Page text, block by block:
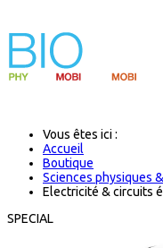
Vous êtes ici :
Accueil
Boutique
Sciences physiques
Electricité & circuits
SPECIAL